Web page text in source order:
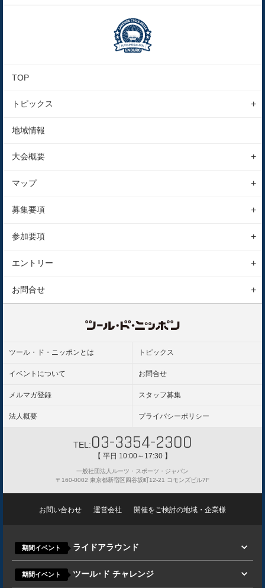
TOP
トピックス
特別企画
地域情報
大会概要
大会の特徴
アクセス
駐車場
マップ
コースマップ
募集要項
エンデューロ
参加要項
参加前のご案内
エントリー
エントリーの手続き
エントリーの注意事項
お問合せ
ツール・ド・ニッポンとは トピックス
イベントについて お問合せ
メルマガ登録 スタッフ募集
法人概要 プライバシーポリシー
TEL:03-3354-2300
【 平日 10:00～17:30 】
一般社団法人ルーツ・スポーツ・ジャパン
〒160-0002 東京都新宿区四谷坂町12-21 コモンズビル7F
お問い合わせ 運営会社 開催をご検討の地域・企業様
期間イベント ライドアラウンド
期間イベント ツール･ド チャレンジ